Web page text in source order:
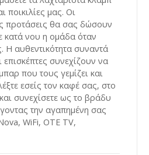
ποικιλίες μας. Οι
προτάσεις θα σας δώσουν
κατά νου η ομάδα όταν
Η αυθεντικότητα συναντά
επισκέπτες συνεχίζουν να
που τους γεμίζει και
εσείς τον καφέ σας, στο
συνεχίσετε ως το βράδυ
την αγαπημένη σας
WiFi, ΟΤΕ TV,